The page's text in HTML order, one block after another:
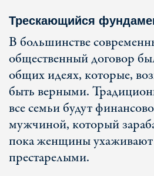
Трескающийся
В большинстве
общественный договор
общих идеях, которые,
быть верными.
все семьи будут
мужчиной, который
пока женщины ухаживают
престарелыми.